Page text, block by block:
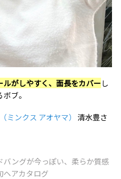
がしやすく、面長をカバーし
ブ。
ミンクス アオヤマ）
清水豊さ
ングが今っぽい、柔らか質感
ヘアカタログ